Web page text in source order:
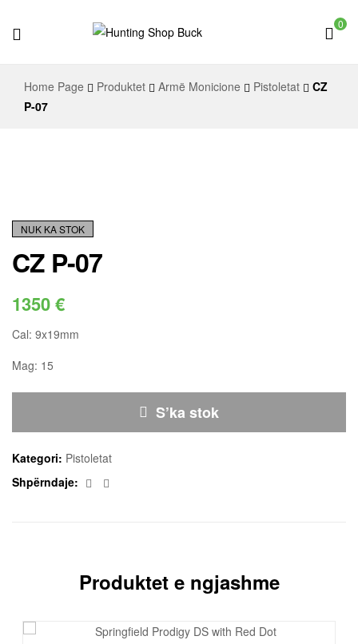
Shop
0
Home Page Produktet Armë Monicione Pistoletat
CZ
P-07
NUK KA STOK
CZ P-07
1350€
Cal: 9x19mm
Mag: 15
S’ka stok
Kategori: Pistoletat
Shpërndaje:
Facebook
Produktet e ngjashme